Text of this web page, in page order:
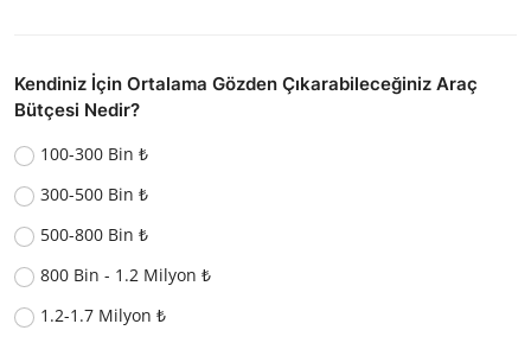
Kendiniz İçin Ortalama Gözden Çıkarabileceğiniz Araç
Bütçesi Nedir?
100-300 Bin ₺
300-500 Bin ₺
500-800 Bin ₺
800 Bin - 1.2 Milyon ₺
1.2-1.7 Milyon ₺